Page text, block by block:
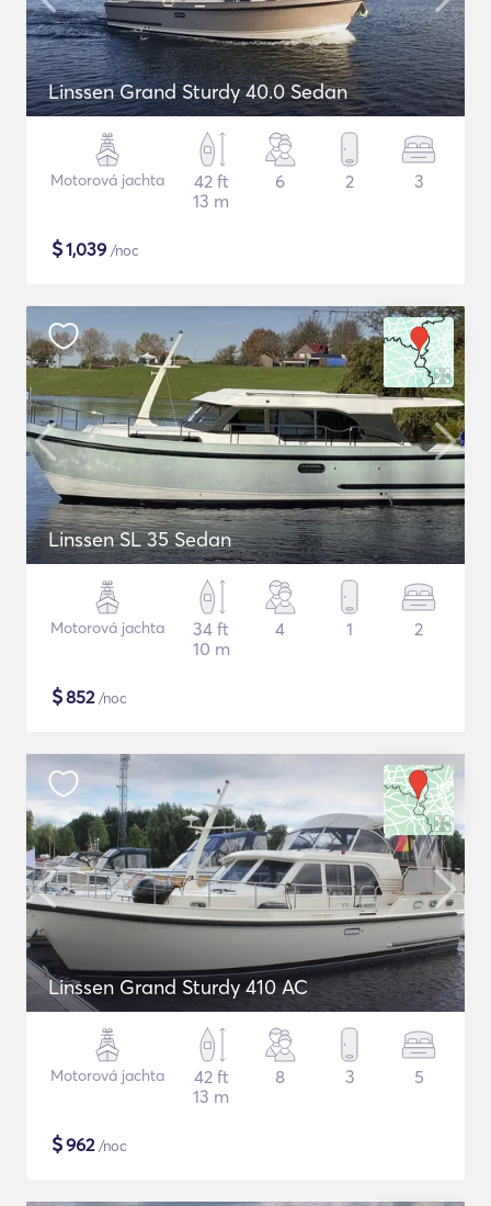
Linssen Grand Sturdy 40.0 Sedan
Motorová jachta
42 ft
13 m
6 2 3
$1,039 /noc
Linssen SL 35 Sedan
Motorová jachta
34 ft
10 m
4 1 2
$852/noc
Linssen Grand Sturdy 410 AC
Motorová jachta
42 ft
13 m
8 3 5
$962/noc